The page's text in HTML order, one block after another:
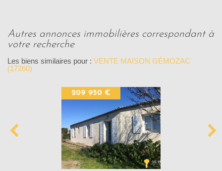
autres annonces immobilières correspondant à
votre recherche
Les biens similaires pour : VENTE MAISON GÉMOZAC
(17260)
209 950 €